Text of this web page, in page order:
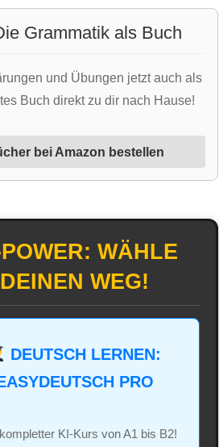
Grammatik als Buch
und Übungen jetzt auch als
Buch direkt zu dir nach Hause!
bei Amazon bestellen
WÄHLE
DEINEN WEG!
DEUTSCH LERNEN:
PRO
KI-Kurs von A1 bis B2!